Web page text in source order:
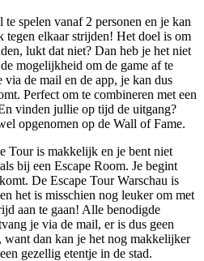
spelen vanaf 2 personen en je kan
tegen elkaar strijden! Het doel is om
lukt dat niet? Dan heb je het niet
mogelijkheid om de game af te
de mail en de app, je kan dus
Perfect om te combineren met een
vinden jullie op tijd de uitgang?
opgenomen op de Wall of Fame.
Tour is makkelijk en je bent niet
bij een Escape Room. Je begint
De Escape Tour Warschau is
het is misschien nog leuker om met
aan te gaan! Alle benodigde
je via de mail, er is dus geen
want dan kan je het nog makkelijker
gezellig etentje in de stad.